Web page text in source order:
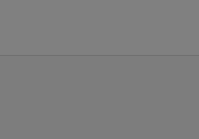
Sistemas del Buque